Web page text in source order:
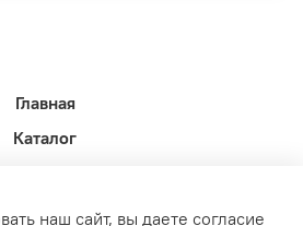
Главная
Каталог
наш сайт, вы даете согласие